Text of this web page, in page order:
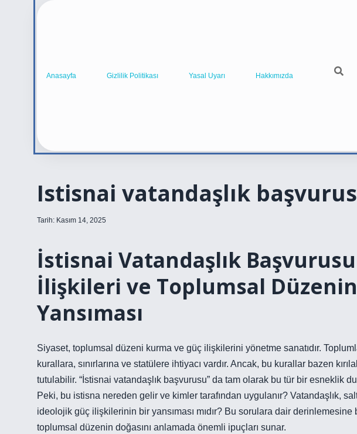
Anasayfa Gizlilik Politikası Yasal Uyarı Hakkımızda
Istisnai vatandaşlık
Tarih: Kasım 14, 2025
İstisnai Vatandaşlık
İlişkileri ve Toplumsal
Yansıması
Siyaset, toplumsal düzeni kurma ve güç ilişkilerini yönetme sanatıdır.
kurallara, sınırlarına ve statülere ihtiyacı vardır. Ancak, bu kurallar bazen
tutulabilir. “İstisnai vatandaşlık başvurusu” da tam olarak bu tür bir esneklik
Peki, bu istisna nereden gelir ve kimler tarafından uygulanır? Vatandaşlık,
ideolojik güç ilişkilerinin bir yansıması mıdır? Bu sorulara dair
toplumsal düzenin doğasını anlamada önemli ipuçları sunar.